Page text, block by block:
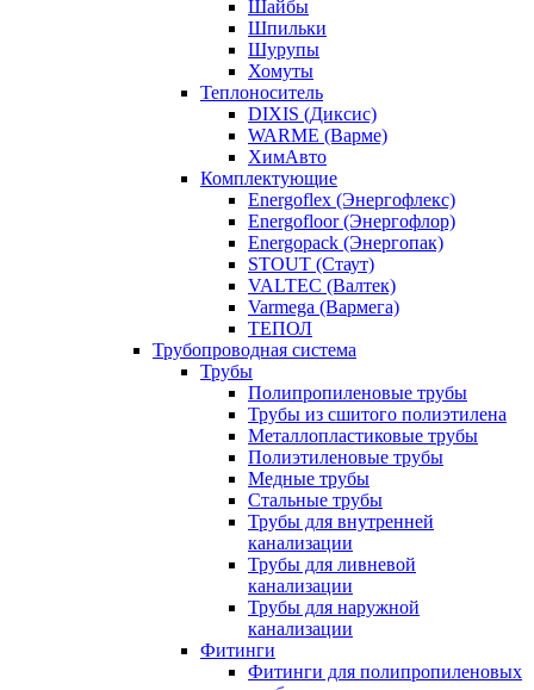
Шайбы
Шпильки
Шурупы
Хомуты
Теплоноситель
DIXIS (Диксис)
WARME (Варме)
ХимАвто
Комплектующие
Energoflex (Энергофлекс)
Energofloor (Энергофлор)
Energopack (Энергопак)
STOUT (Стаут)
VALTEC (Валтек)
Varmega (Вармега)
ТЕПОЛ
Трубопроводная система
Трубы
Полипропиленовые трубы
Трубы из сшитого полиэтилена
Металлопластиковые трубы
Полиэтиленовые трубы
Медные трубы
Стальные трубы
Трубы для внутренней
канализации
Трубы для ливневой
канализации
Трубы для наружной
канализации
Фитинги
Фитинги для полипропиленовых